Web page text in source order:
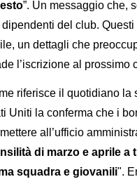
”. Un messaggio che,
del club.
un dettagli che
l’iscrizione al prossimo
riferisce il quotidiano la
Uniti la conferma che i
all’ufficio
di marzo e aprile
squadra e giovanili".